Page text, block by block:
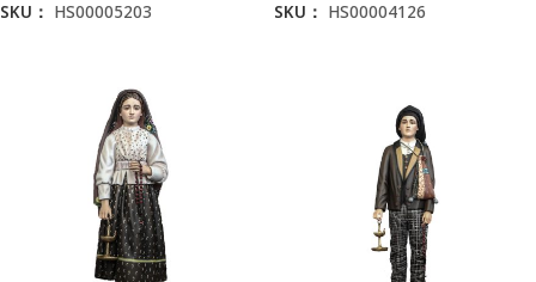
SKU： HS00005203 SKU： HS00004126